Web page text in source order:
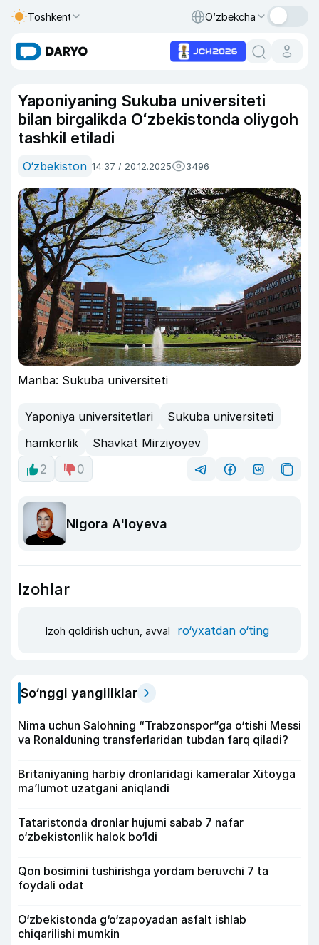
Toshkent O‘zbekcha
Yaponiyaning Sukuba universiteti
bilan birgalikda Oʻzbekistonda oliygoh
tashkil etiladi
O‘zbekiston 14:37 / 20.12.2025 3496
Manba: Sukuba universiteti
Yaponiya universitetlari
Sukuba universiteti
hamkorlik
Shavkat Mirziyoyev
2
0
Nigora A'loyeva
Izohlar
Izoh qoldirish uchun, avval ro‘yxatdan o‘ting
So‘nggi yangiliklar
Nima uchun Salohning “Trabzonspor”ga o‘tishi Messi
va Ronalduning transferlaridan tubdan farq qiladi?
Britaniyaning harbiy dronlaridagi kameralar Xitoyga
ma’lumot uzatgani aniqlandi
Tataristonda dronlar hujumi sabab 7 nafar
o‘zbekistonlik halok bo‘ldi
Qon bosimini tushirishga yordam beruvchi 7 ta
foydali odat
O‘zbekistonda g‘o‘zapoyadan asfalt ishlab
chiqarilishi mumkin